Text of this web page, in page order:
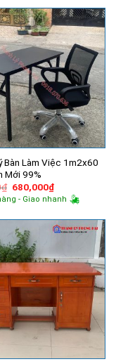
Bàn Làm Việc 1m2x60
Mới 99%
₫ Giá
gốc
là:
680,000₫Giá
hiện
tại
680,000₫.
- Giao nhanh